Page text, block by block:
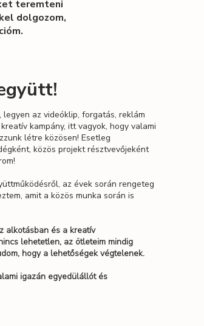
teremteni
dolgozom,
az videóklip, forgatás, reklám
kampány, itt vagyok, hogy valami
létre közösen! Esetleg
közös projekt résztvevőjeként
az évek során rengeteg
amit a közös munka során is
alkotásban és a kreatív
lehetetlen, az ötleteim mindig
hogy a lehetőségek végtelenek.
igazán egyedülállót és